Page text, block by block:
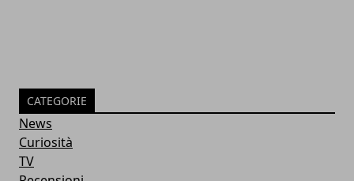
CATEGORIE
News
Curiosità
TV